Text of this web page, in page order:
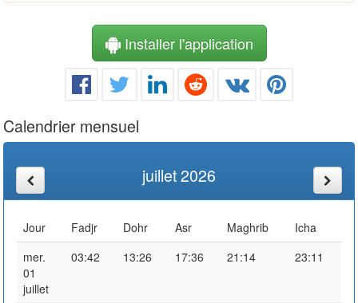
Installer l'application
Calendrier mensuel
juillet 2026
Jour Fadjr Dohr Asr Maghrib
Icha
mer.
01
juillet
03:42 13:26 17:36 21:14 23:11